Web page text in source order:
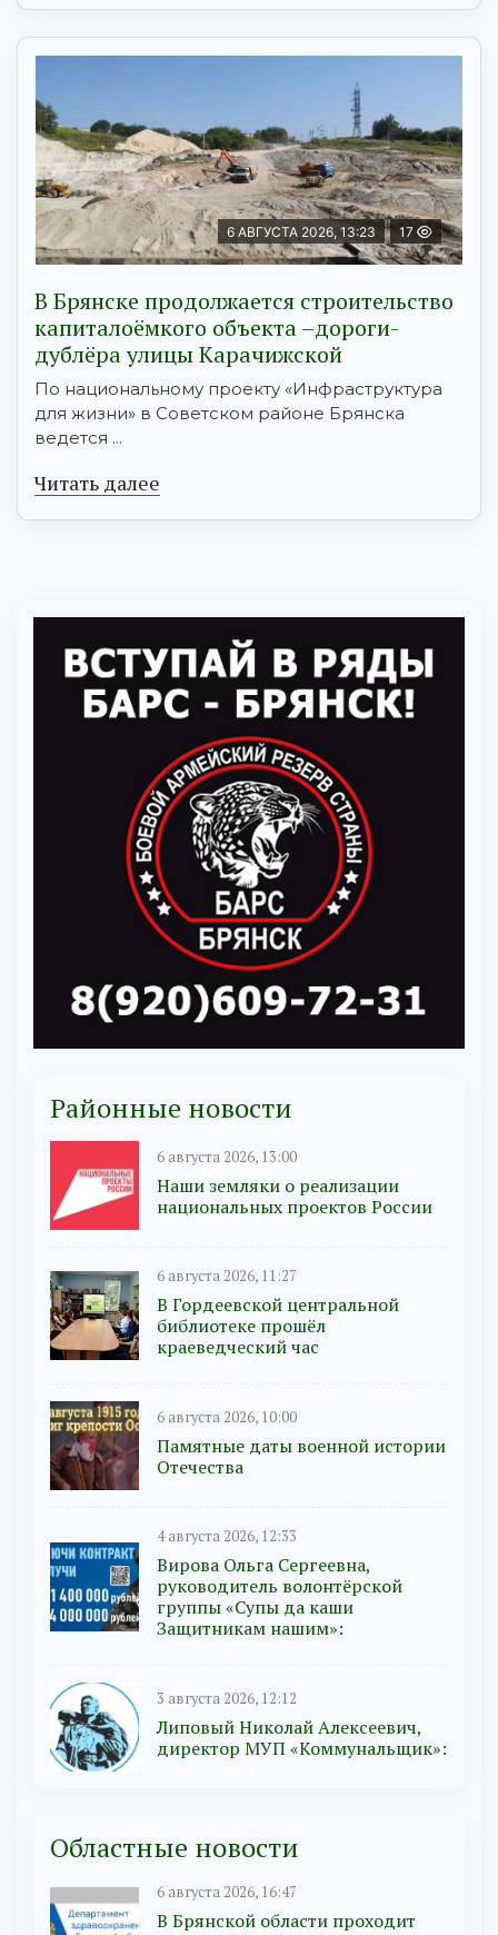
6 АВГУСТА 2026, 13:23 17
В Брянске продолжается строительство
капиталоёмкого объекта –дороги-
дублёра улицы Карачижской
По национальному проекту «Инфраструктура
для жизни» в Советском районе Брянска
ведется ...
Читать далее
Районные новости
6 августа 2026, 13:00
Наши земляки о реализации
национальных проектов России
6 августа 2026, 11:27
В Гордеевской центральной
библиотеке прошёл
краеведческий час
6 августа 2026, 10:00
Памятные даты военной истории
Отечества
4 августа 2026, 12:33
Вирова Ольга Сергеевна,
руководитель волонтёрской
группы «Супы да каши
Защитникам нашим»:
3 августа 2026, 12:12
Липовый Николай Алексеевич,
директор МУП «Коммунальщик»:
Областные новости
6 августа 2026, 16:47
В Брянской области проходит